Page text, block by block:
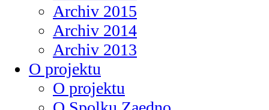
Archiv 2015
Archiv 2014
Archiv 2013
O projektu
O projektu